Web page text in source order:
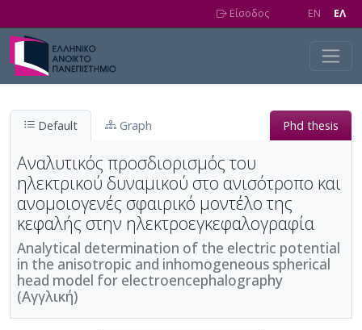
Είσοδος EN EΛ
Default Graph Phd thesis
Αναλυτικός προσδιορισμός του
ηλεκτρικού δυναμικού στο ανισότροπο και
ανομοιογενές σφαιρικό μοντέλο της
κεφαλής στην ηλεκτροεγκεφαλογραφία
Analytical determination of the electric potential
in the anisotropic and inhomogeneous spherical
head model for electroencephalography
(Αγγλική)